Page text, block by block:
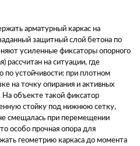
арматурный каркас на
защитный слой бетона по
усиленные фиксаторы опорного
рассчитан на ситуации, где
по устойчивости: при плотном
на точку опирания и активных
На объекте такой фиксатор
стойку под нижнюю сетку,
смещалась при перемещении
особо прочная опора для
геометрию каркаса до момента